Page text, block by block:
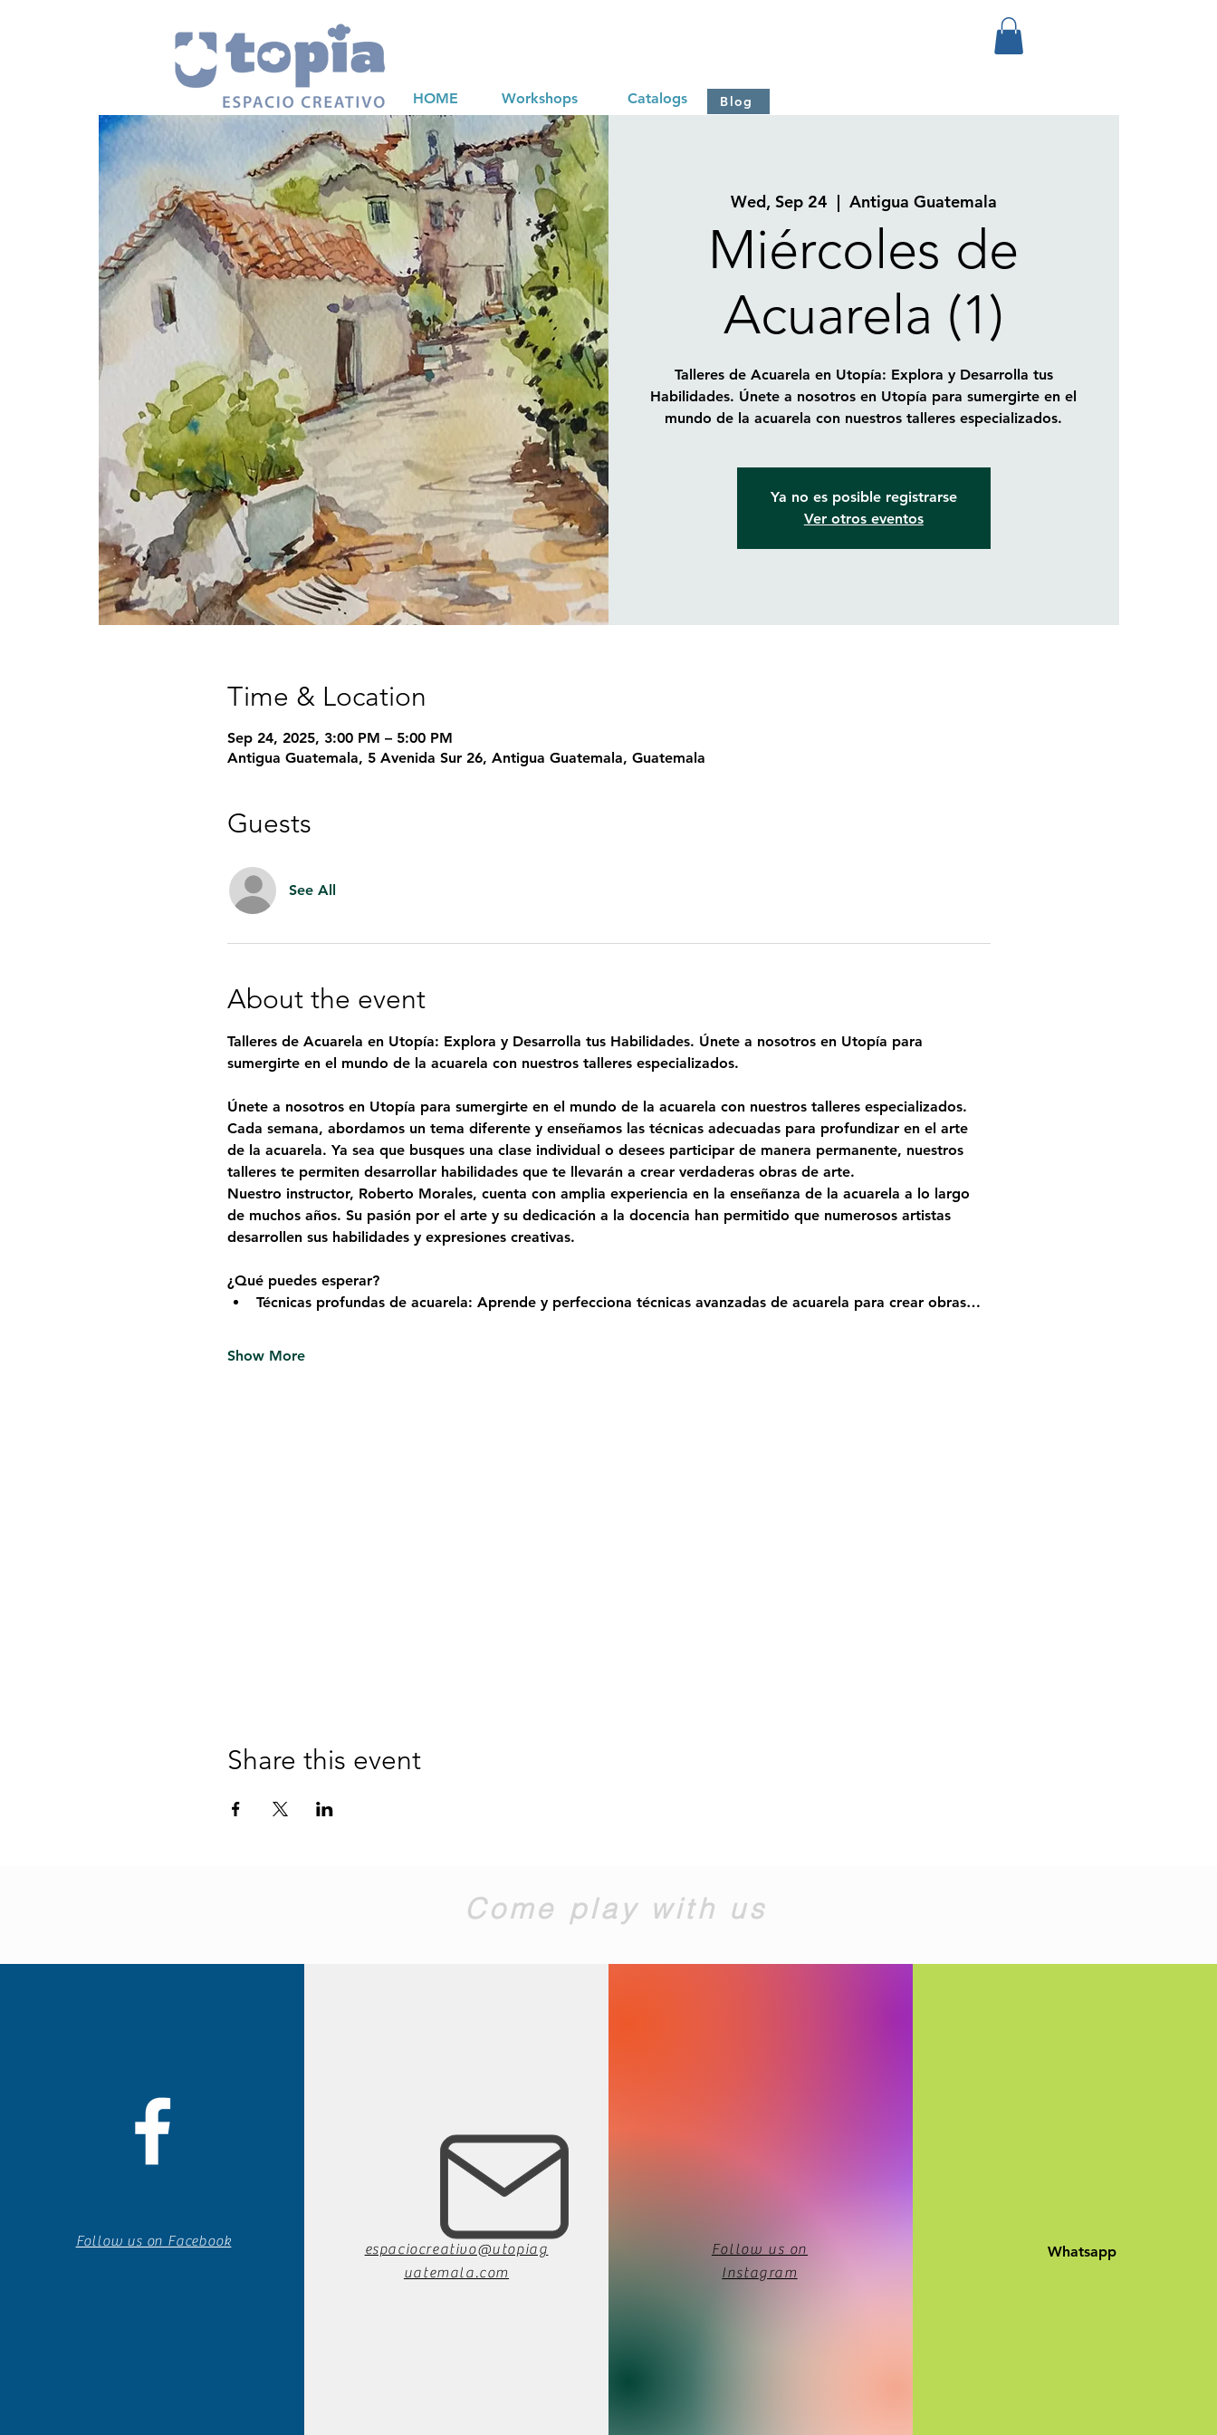
HOME Workshops Catalogs Blog
Wed, Sep 24
  |
Antigua Guatemala
Miércoles de
Acuarela (1)
Talleres de Acuarela en Utopía: Explora y Desarrolla tus
Habilidades. Únete a nosotros en Utopía para sumergirte en el
mundo de la acuarela con nuestros talleres especializados.
Ya no es posible registrarse
Ver otros eventos
Time & Location
Sep 24, 2025, 3:00 PM – 5:00 PM
Antigua Guatemala, 5 Avenida Sur 26, Antigua Guatemala, Guatemala
Guests
See All
About the event
Talleres de Acuarela en Utopía: Explora y Desarrolla tus Habilidades. Únete a nosotros en Utopía para
sumergirte en el mundo de la acuarela con nuestros talleres especializados.
Únete a nosotros en Utopía para sumergirte en el mundo de la acuarela con nuestros talleres especializados.
Cada semana, abordamos un tema diferente y enseñamos las técnicas adecuadas para profundizar en el arte
de la acuarela. Ya sea que busques una clase individual o desees participar de manera permanente, nuestros
talleres te permiten desarrollar habilidades que te llevarán a crear verdaderas obras de arte.
Nuestro instructor, Roberto Morales, cuenta con amplia experiencia en la enseñanza de la acuarela a lo largo
de muchos años. Su pasión por el arte y su dedicación a la docencia han permitido que numerosos artistas
desarrollen sus habilidades y expresiones creativas.
¿Qué puedes esperar?
Técnicas profundas de acuarela: Aprende y perfecciona técnicas avanzadas de acuarela para crear obras…
Show More
Share this event
Come play with us
Follow us on Facebook
espaciocreativo@utopiag
uatemala.com
Follow us on
Instagram
Whatsapp